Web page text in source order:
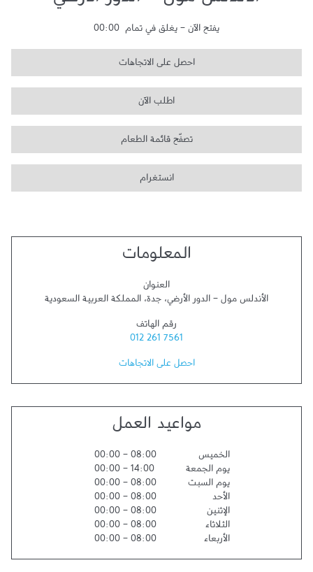
يفتح الآن - يغلق في تمام 00:00
احصل على الاتجاهات
اطلب الآن
تصفّح قائمة الطعام
انستغرام
المعلومات
العنوان
الأندلس مول - الدور الأرضي، جدة، المملكة العربية السعودية
رقم الهاتف
012 261 7561
احصل على الاتجاهات
مواعيد العمل
الخميس 08:00
-
00:00
يوم الجمعة
14:00
-
00:00
يوم السبت
08:00
-
00:00
الأحد
08:00
-
00:00
الإثنين
08:00
-
00:00
الثلاثاء
08:00
-
00:00
الأربعاء
08:00
-
00:00